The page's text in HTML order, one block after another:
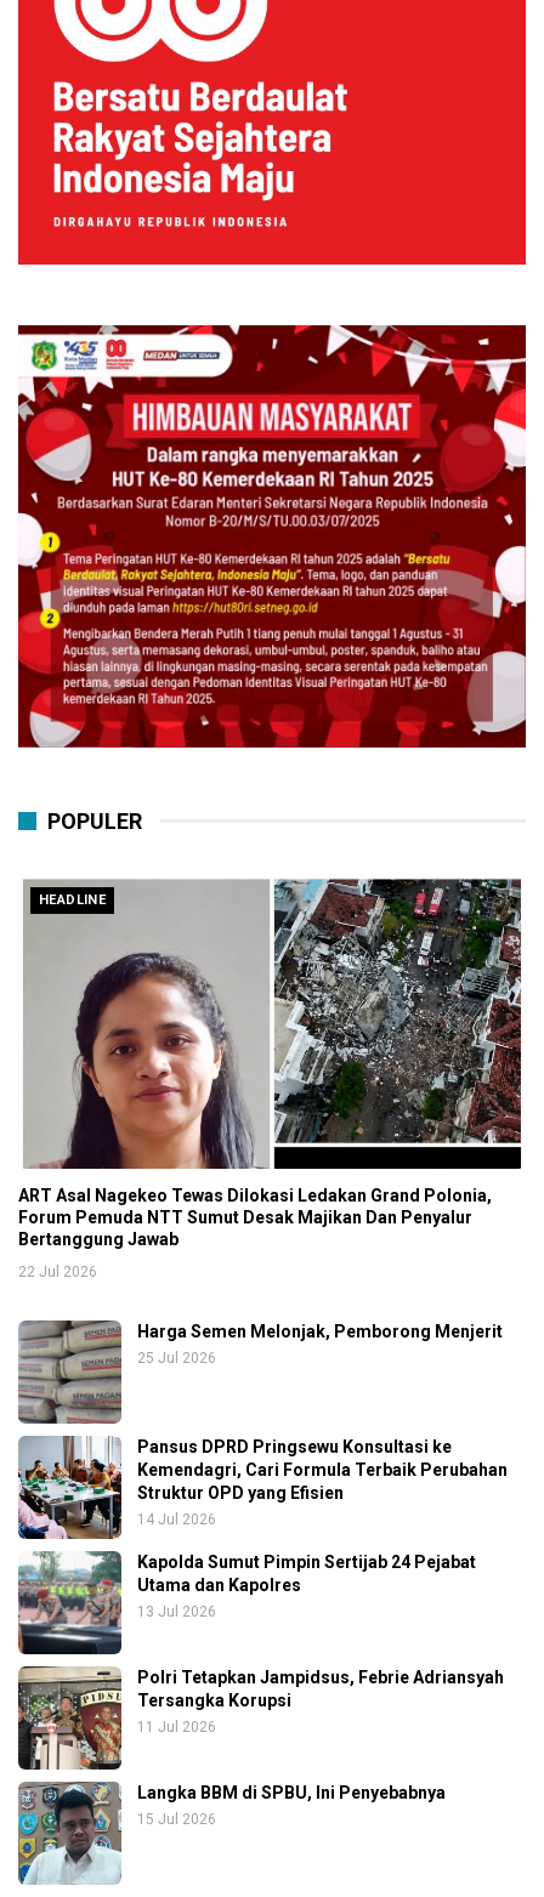
POPULER
HEADLINE
ART Asal Nagekeo Tewas Dilokasi Ledakan Grand Polonia,
Forum Pemuda NTT Sumut Desak Majikan Dan Penyalur
Bertanggung Jawab
22 Jul 2026
Harga Semen Melonjak, Pemborong Menjerit
25 Jul 2026
Pansus DPRD Pringsewu Konsultasi ke
Kemendagri, Cari Formula Terbaik Perubahan
Struktur OPD yang Efisien
14 Jul 2026
Kapolda Sumut Pimpin Sertijab 24 Pejabat
Utama dan Kapolres
13 Jul 2026
Polri Tetapkan Jampidsus, Febrie Adriansyah
Tersangka Korupsi
11 Jul 2026
Langka BBM di SPBU, Ini Penyebabnya
15 Jul 2026